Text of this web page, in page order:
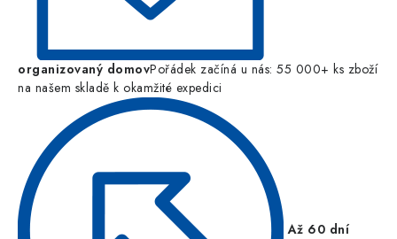
organizovaný domovPořádek začíná u nás: 55 000+ ks zboží
na našem skladě k okamžité expedici
Až 60 dní